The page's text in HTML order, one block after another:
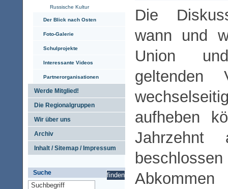
Russische Kultur
Der Blick nach Osten
Foto-Galerie
Schulprojekte
Interessante Videos
Partnerorganisationen
Werde Mitglied!
Die Regionalgruppen
Wir über uns
Archiv
Inhalt / Sitemap / Impressum
Suche
Die
wann und
Union
geltenden
aufheben